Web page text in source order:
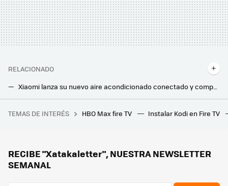
RELACIONADO
Xiaomi lanza su nuevo aire acondicionado conectado y compacto para refrescar tu casa: así nos prepara la firma para evitar el calor
La OCU pone a prueba 45 freidoras de aire baratas: estas son las tres mejores por menos de 80 euros
He probado muchas herramientas para eliminar mi ruido de fondo en las videollamadas y éstas son las que más me han gustado
TEMAS DE INTERÉS HBO Max fire TV Instalar Kodi en Fire TV
RECIBE "Xatakaletter", NUESTRA NEWSLETTER
SEMANAL